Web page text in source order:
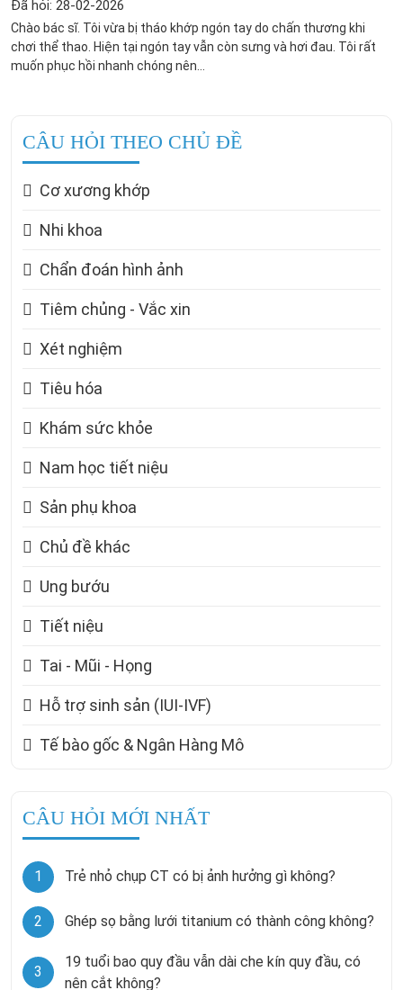
Đã hỏi: 28-02-2026
Chào bác sĩ. Tôi vừa bị tháo khớp ngón tay do chấn thương khi
chơi thể thao. Hiện tại ngón tay vẫn còn sưng và hơi đau. Tôi rất
muốn phục hồi nhanh chóng nên...
CÂU HỎI THEO CHỦ ĐỀ
Cơ xương khớp
Nhi khoa
Chẩn đoán hình ảnh
Tiêm chủng - Vắc xin
Xét nghiệm
Tiêu hóa
Khám sức khỏe
Nam học tiết niệu
Sản phụ khoa
Chủ đề khác
Ung bướu
Tiết niệu
Tai - Mũi - Họng
Hỗ trợ sinh sản (IUI-IVF)
Tế bào gốc & Ngân Hàng Mô
CÂU HỎI MỚI NHẤT
1 Trẻ nhỏ chụp CT có bị ảnh hưởng gì không?
2 Ghép sọ bằng lưới titanium có thành công không?
3
19 tuổi bao quy đầu vẫn dài che kín quy đầu, có
nên cắt không?